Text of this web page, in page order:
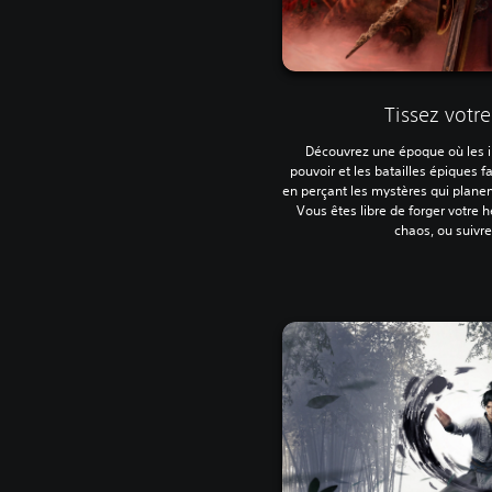
Tissez
Découvrez une époque où
pouvoir et les batailles épiques
en perçant les mystères qui
Vous êtes libre de forger votre
chaos, ou